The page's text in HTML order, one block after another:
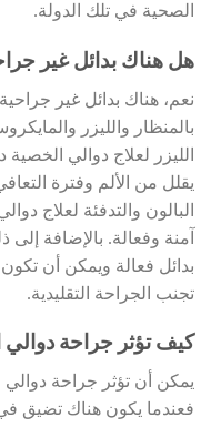
الصحية في تلك الدولة.
هل هناك بدائل غير
نعم، هناك بدائل غير
بالمنظار والليزر
الليزر لعلاج دوالي الخصية
يقلل من الألم وفترة
البالون والتدفئة لعلاج
آمنة وفعالة. بالإضافة
بدائل فعالة ويمكن أن
تجنب الجراحة التقليدية.
كيف تؤثر جراحة
يمكن أن تؤثر جراحة
فعندما يكون هناك تضيق